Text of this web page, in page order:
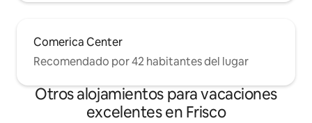
Comerica Center
Recomendado por 42 habitantes del lugar
Otros alojamientos para vacaciones
excelentes en Frisco